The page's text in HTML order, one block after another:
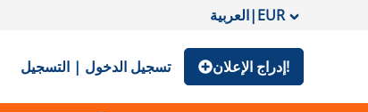
العربية|EUR
تسجيل الدخول | التسجيل إدراج الإعلان!